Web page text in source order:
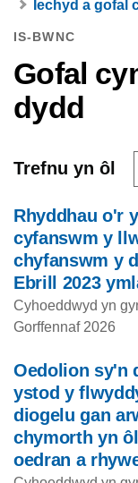
Iechyd a gofal
IS-BWNC
Gofal
dydd
Trefnu yn ôl
Rhyddhau o'r
cyfanswm y
chyfanswm y
Ebrill 2023
Cyhoeddwyd yn
Gorffennaf 2026
Oedolion sy'n
ystod y
diogelu gan
chymorth yn
oedran a